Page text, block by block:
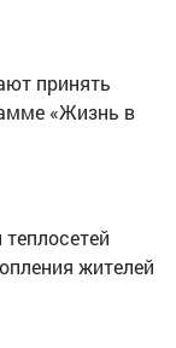
принять
«Жизнь в
жителей